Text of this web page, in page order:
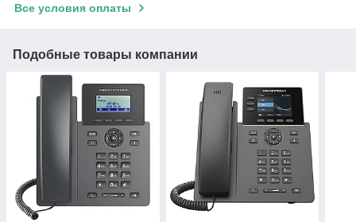
Все условия оплаты
Подобные товары компании